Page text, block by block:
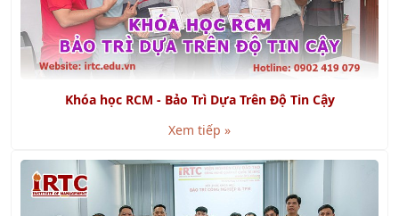
Khóa học RCM - Bảo Trì Dựa Trên Độ Tin Cậy
Xem tiếp »